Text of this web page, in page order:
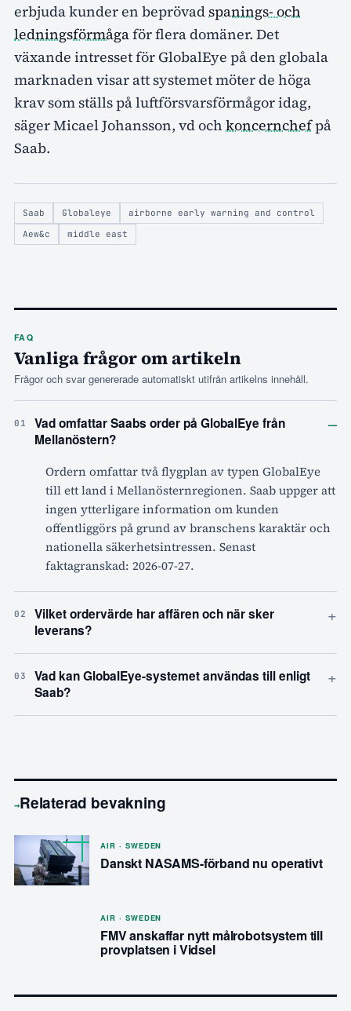
erbjuda kunder en beprövadspanings- och
ledningsförmågaför flera domäner. Det
växande intresset för GlobalEye på den globala
marknaden visar att systemet möter de höga
krav som ställs på luftförsvarsförmågor idag,
säger Micael Johansson, vd och koncernchefpå
Saab.
Saab Globaleye
airborne early warning and control
Aew&c
middle east
FAQ
Vanliga frågor om artikeln
Frågor och svar genererade automatiskt utifrån artikelns innehåll.
01
Vad omfattar Saabs order på GlobalEye från
Mellanöstern?
–
Ordern omfattar två flygplan av typen GlobalEye
till ett land i Mellanösternregionen. Saab uppger att
ingen ytterligare information om kunden
offentliggörs på grund av branschens karaktär och
nationella säkerhetsintressen. Senast
faktagranskad: 2026-07-27.
02
Vilket ordervärde har affären och när sker
leverans?
+
03
Vad kan GlobalEye-systemet användas till enligt
Saab?
+
→Relaterad bevakning
AIR · SWEDEN
Danskt NASAMS-förband nu operativt
AIR · SWEDEN
FMV anskaffar nytt målrobotsystem till
provplatsen i Vidsel